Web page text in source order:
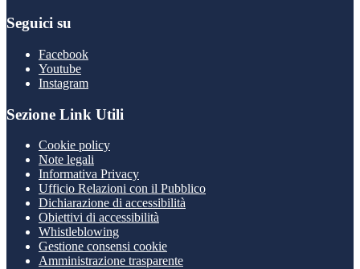
Seguici su
Facebook
Youtube
Instagram
Sezione Link Utili
Cookie policy
Note legali
Informativa Privacy
Ufficio Relazioni con il Pubblico
Dichiarazione di accessibilità
Obiettivi di accessibilità
Whistleblowing
Gestione consensi cookie
Amministrazione trasparente